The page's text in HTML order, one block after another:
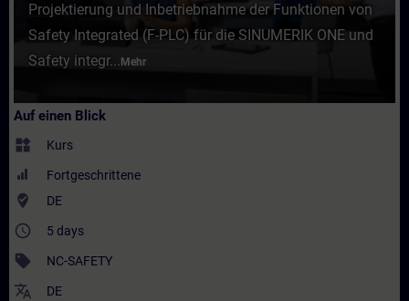
Projektierung und Inbetriebnahme der Funktionen von
Safety Integrated (F-PLC) für die SINUMERIK ONE und
Safety integr... Mehr
Auf einen Blick
widgets Kurs
Fortgeschrittene
where_to_vote DE
access_time 5 days
sell NC-SAFETY
translate DE